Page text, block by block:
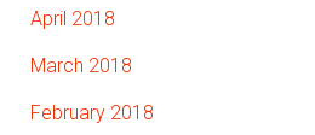
April 2018
March 2018
February 2018